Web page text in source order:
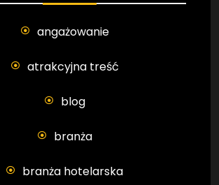
angażowanie
atrakcyjna treść
blog
branża
branża hotelarska